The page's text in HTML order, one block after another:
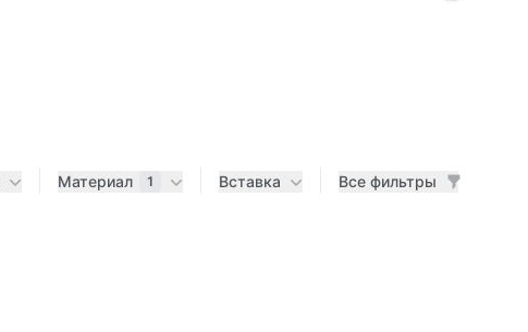
Материал 1 Вставка Все фильтры